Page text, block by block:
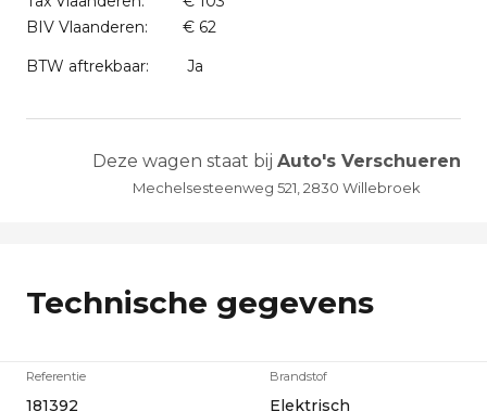
BIV Vlaanderen:
€ 62
BTW aftrekbaar:
Ja
Deze wagen staat bij Auto's Verschueren
Mechelsesteenweg 521, 2830 Willebroek
Technische gegevens
Referentie
181392
Brandstof
Elektrisch